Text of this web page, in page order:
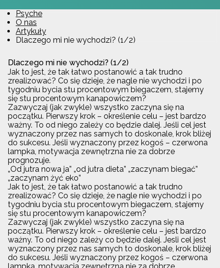
Psyche
O nas
Artykuły
Dlaczego mi nie wychodzi? (1/2)
Dlaczego mi nie wychodzi? (1/2)
Jak to jest, że tak łatwo postanowić a tak trudno
zrealizować? Co się dzieje, że nagle nie wychodzi i po
tygodniu bycia stu procentowym biegaczem, stajemy
się stu procentowym kanapowiczem?
Zazwyczaj (jak zwykle) wszystko zaczyna się na
początku. Pierwszy krok – określenie celu – jest bardzo
ważny. To od niego zależy co będzie dalej. Jeśli cel jest
wyznaczony przez nas samych to doskonale, krok bliżej
do sukcesu. Jeśli wyznaczony przez kogoś – czerwona
lampka, motywacja zewnętrzna nie za dobrze
prognozuje.
„Od jutra nowa ja” „od jutra dieta” „zaczynam biegać”
„zaczynam żyć eko”
Jak to jest, że tak łatwo postanowić a tak trudno
zrealizować? Co się dzieje, że nagle nie wychodzi i po
tygodniu bycia stu procentowym biegaczem, stajemy
się stu procentowym kanapowiczem?
Zazwyczaj (jak zwykle) wszystko zaczyna się na
początku. Pierwszy krok – określenie celu – jest bardzo
ważny. To od niego zależy co będzie dalej. Jesli cel jest
wyznaczony przez nas samych to doskonale, krok bliżej
do sukcesu. Jeśli wyznaczony przez kogoś – czerwona
lampka, motywacja zewnętrzna nie za dobrze